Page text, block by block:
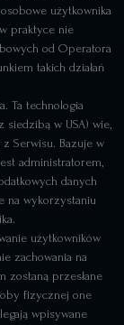
użytkownika
praktyce nie
od Operatora
takich działań
Ta technologia
siedzibą w USA) wie,
Serwisu. Bazuje w
administratorem,
danych
na wykorzystaniu
użytkowników
zachowania na
zostaną przesłane
fizycznej one
wpisywane